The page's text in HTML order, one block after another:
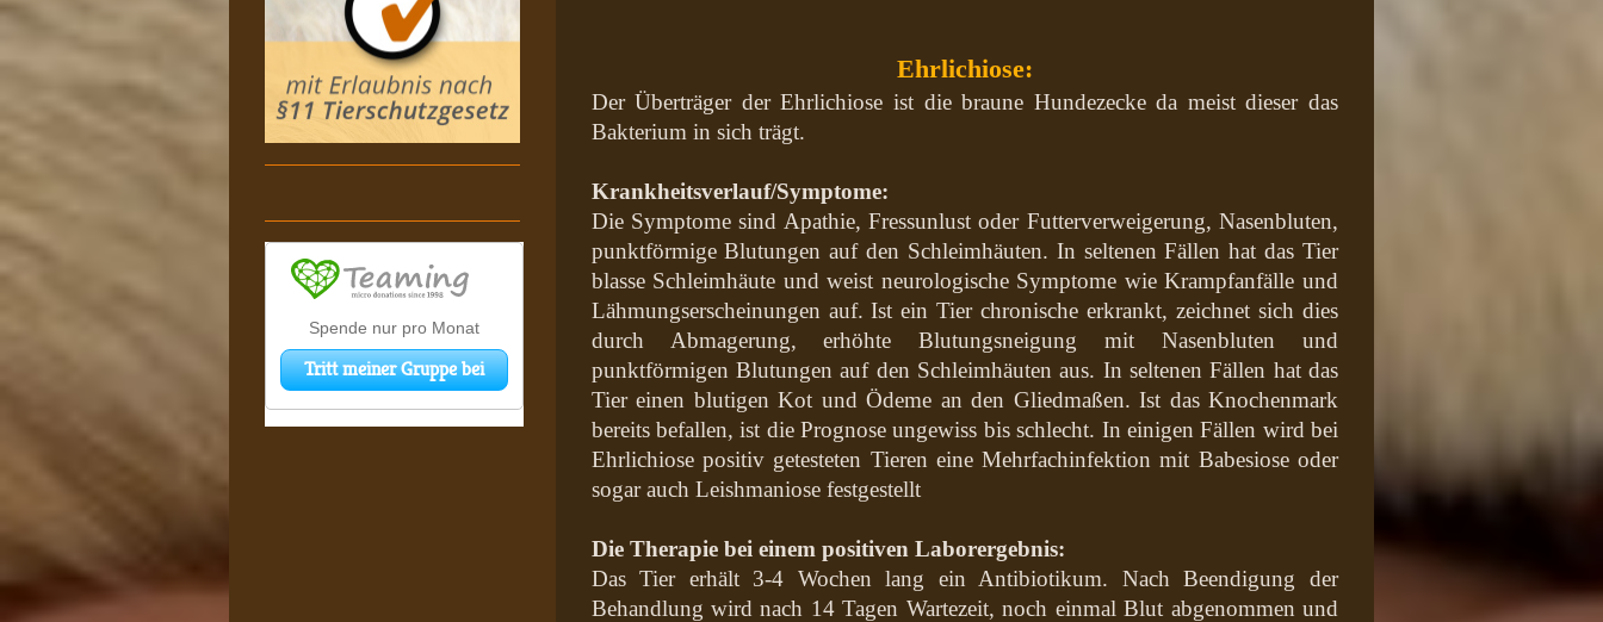
Ehrlichiose:
Der Überträger der Ehrlichiose ist die braune Hundezecke da meist dieser das
Bakterium in sich trägt.
Krankheitsverlauf/Symptome:
Die Symptome sind Apathie, Fressunlust oder Futterverweigerung, Nasenbluten,
punktförmige Blutungen auf den Schleimhäuten. In seltenen Fällen hat das Tier
blasse Schleimhäute und weist neurologische Symptome wie Krampfanfälle und
Lähmungserscheinungen auf. Ist ein Tier chronische erkrankt, zeichnet sich dies
durch Abmagerung, erhöhte Blutungsneigung mit Nasenbluten und
punktförmigen Blutungen auf den Schleimhäuten aus. In seltenen Fällen hat das
Tier einen blutigen Kot und Ödeme an den Gliedmaßen. Ist das Knochenmark
bereits befallen, ist die Prognose ungewiss bis schlecht. In einigen Fällen wird bei
Ehrlichiose positiv getesteten Tieren eine Mehrfachinfektion mit Babesiose oder
sogar auch Leishmaniose festgestellt
Die Therapie bei einem positiven Laborergebnis:
Das Tier erhält 3-4 Wochen lang ein Antibiotikum. Nach Beendigung der
Behandlung wird nach 14 Tagen Wartezeit, noch einmal Blut abgenommen und